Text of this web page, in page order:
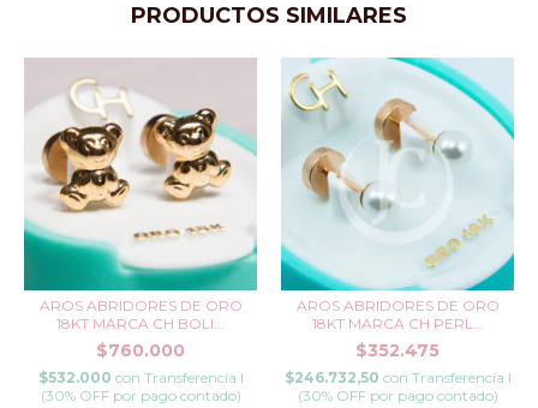
PRODUCTOS SIMILARES
AROS ABRIDORES DE ORO
18KT MARCA CH BOLI...
$760.000
$532.000 con Transferencia I
(30% OFF por pago contado)
AROS ABRIDORES DE ORO
18KT MARCA CH PERL...
$352.475
$246.732,50 con Transferencia I
(30% OFF por pago contado)